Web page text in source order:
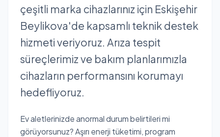
çeşitli marka cihazlarınız için Eskişehir
Beylikova'de kapsamlı teknik destek
hizmeti veriyoruz. Arıza tespit
süreçlerimiz ve bakım planlarımızla
cihazların performansını korumayı
hedefliyoruz.
Ev aletlerinizde anormal durum belirtileri mi
görüyorsunuz? Aşırı enerji tüketimi, program